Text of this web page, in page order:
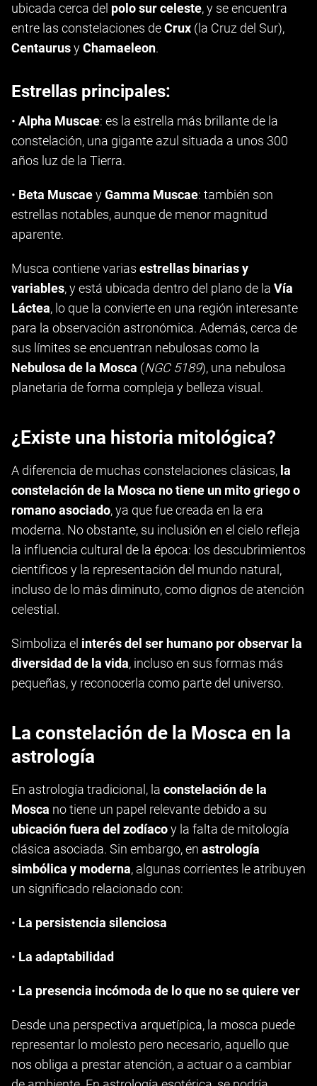
ubicada cerca del polo sur celeste, y se encuentra
entre las constelaciones deCrux (la Cruz del Sur),
CentaurusyChamaeleon.
Estrellas principales:
• Alpha Muscae: es la estrella más brillante de la
constelación, una gigante azul situada a unos 300
años luz de la Tierra.
• Beta MuscaeyGamma Muscae: también son
estrellas notables, aunque de menor magnitud
aparente.
Musca contiene varias estrellas binarias y
variables, y está ubicada dentro del plano de la Vía
Láctea, lo que la convierte en una región interesante
para la observación astronómica. Además, cerca de
sus límites se encuentran nebulosas como la
Nebulosa de la Mosca (NGC 5189), una nebulosa
planetaria de forma compleja y belleza visual.
¿Existe una historia mitológica?
A diferencia de muchas constelaciones clásicas, la
constelación de la Mosca no tiene un mito griego o
romano asociado, ya que fue creada en la era
moderna. No obstante, su inclusión en el cielo refleja
la influencia cultural de la época: los descubrimientos
científicos y la representación del mundo natural,
incluso de lo más diminuto, como dignos de atención
celestial.
Simboliza el interés del ser humano por observar la
diversidad de la vida, incluso en sus formas más
pequeñas, y reconocerla como parte del universo.
La constelación de la Mosca en la
astrología
En astrología tradicional, la constelación de la
Mosca no tiene un papel relevante debido a su
ubicación fuera del zodíacoy la falta de mitología
clásica asociada. Sin embargo, en astrología
simbólica y moderna, algunas corrientes le atribuyen
un significado relacionado con:
• La persistencia silenciosa
• La adaptabilidad
• La presencia incómoda de lo que no se quiere ver
Desde una perspectiva arquetípica, la mosca puede
representar lo molesto pero necesario, aquello que
nos obliga a prestar atención, a actuar o a cambiar